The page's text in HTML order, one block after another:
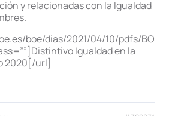
y relacionadas con la Igualdad
boe/dias/2021/04/10/pdfs/BOE-
Igualdad en la
2020[/url]